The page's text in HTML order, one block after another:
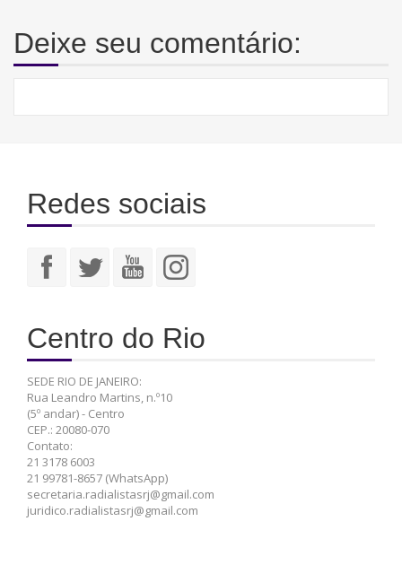
Deixe seu comentário:
Redes sociais
Centro do Rio
SEDE RIO DE JANEIRO:
Rua Leandro Martins, n.º10
(5º andar) - Centro
CEP.: 20080-070
Contato:
21 3178 6003
21 99781-8657 (WhatsApp)
secretaria.radialistasrj@gmail.com
juridico.radialistasrj@gmail.com